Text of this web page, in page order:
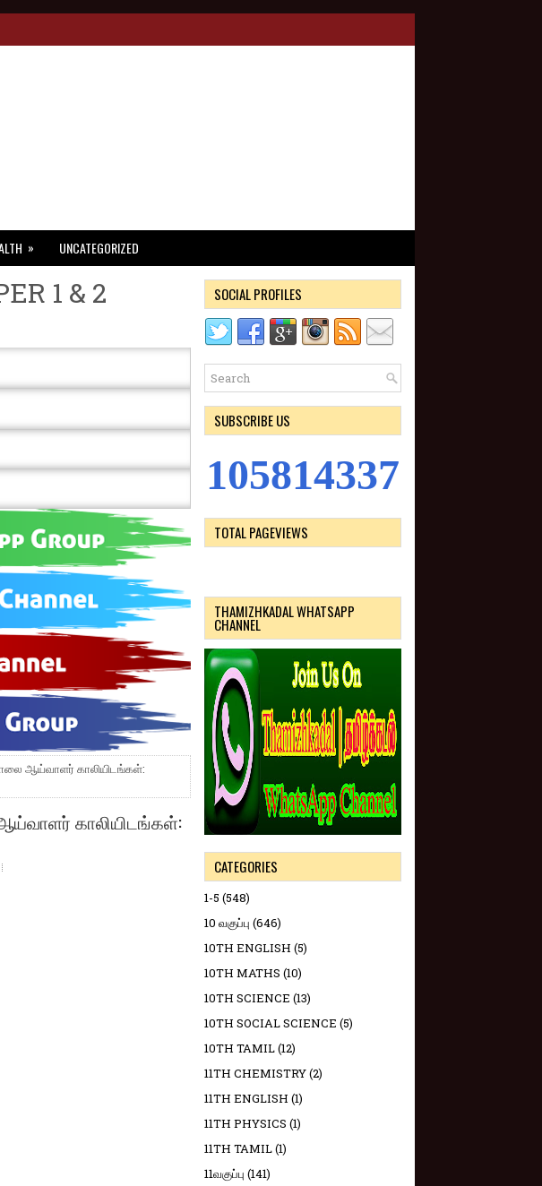
» UNCATEGORIZED
1 & 2
ஆய்வாளர் காலியிடங்கள்:
ஆய்வாளர் காலியிடங்கள்:
SOCIAL PROFILES
SUBSCRIBE US
105814337
TOTAL PAGEVIEWS
THAMIZHKADAL WHATSAPP
CHANNEL
CATEGORIES
1-5 (548)
10 வகுப்பு (646)
10TH ENGLISH (5)
10TH MATHS (10)
10TH SCIENCE (13)
10TH SOCIAL SCIENCE (5)
10TH TAMIL(12)
11TH CHEMISTRY(2)
11TH ENGLISH (1)
11TH PHYSICS (1)
11TH TAMIL(1)
11வகுப்பு (141)